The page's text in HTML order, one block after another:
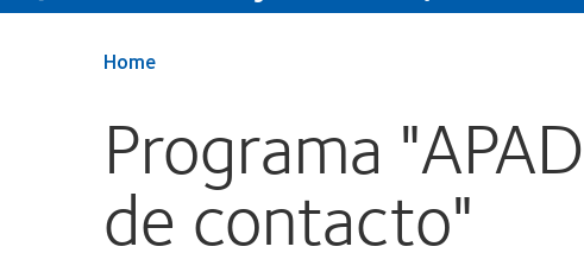
Home
Programa
de contacto"